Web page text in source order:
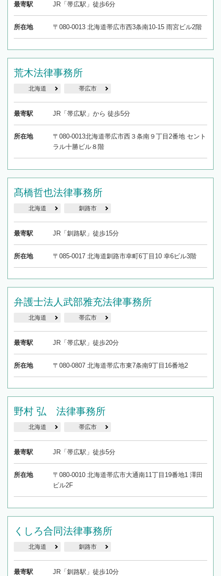
最寄駅 JR「帯広駅」徒歩6分
所在地 〒080-0013 北海道帯広市西3条南10-15 雨宮ビル2階
荒木法律事務所
北海道 帯広市
最寄駅 JR「帯広駅」から 徒歩5分
所在地
〒080-0013北海道帯広市西３条南９丁目2番地 セント
ラル十勝ビル８階
髙橋哲也法律事務所
北海道 釧路市
最寄駅 JR「釧路駅」徒歩15分
所在地 〒085-0017 北海道釧路市幸町6丁目10 幸6ビル3階
弁護士法人武部雅充法律事務所
北海道 帯広市
最寄駅 JR「帯広駅」徒歩20分
所在地 〒080-0807 北海道帯広市東7条南9丁目16番地2
野村 弘 法律事務所
北海道 帯広市
最寄駅 JR「帯広駅」徒歩5分
所在地
〒080-0010 北海道帯広市大通南11丁目19番地1 澤田
ビル2F
くしろ合同法律事務所
北海道 釧路市
最寄駅 JR「釧路駅」徒歩10分